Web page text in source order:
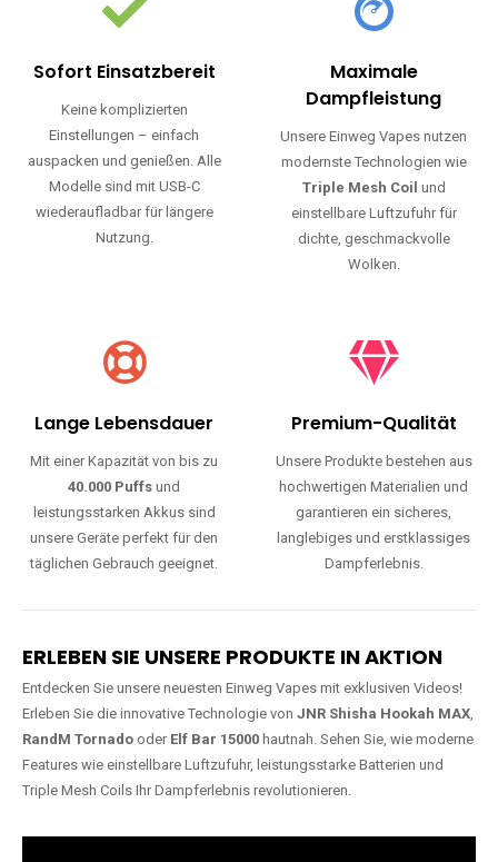
Sofort Einsatzbereit
Keine komplizierten
Einstellungen – einfach
auspacken und genießen. Alle
Modelle sind mit USB-C
wiederaufladbar für längere
Nutzung.
Maximale
Dampfleistung
Unsere Einweg Vapes nutzen
modernste Technologien wie
Triple Mesh Coil und
einstellbare Luftzufuhr für
dichte, geschmackvolle
Wolken.
Lange Lebensdauer
Mit einer Kapazität von bis zu
40.000 Puffs und
leistungsstarken Akkus sind
unsere Geräte perfekt für den
täglichen Gebrauch geeignet.
Premium-Qualität
Unsere Produkte bestehen aus
hochwertigen Materialien und
garantieren ein sicheres,
langlebiges und erstklassiges
Dampferlebnis.
ERLEBEN SIE UNSERE PRODUKTE IN AKTION
Entdecken Sie unsere neuesten Einweg Vapes mit exklusiven Videos!
Erleben Sie die innovative Technologie von JNR Shisha Hookah MAX,
RandM Tornado oder Elf Bar 15000 hautnah. Sehen Sie, wie moderne
Features wie einstellbare Luftzufuhr, leistungsstarke Batterien und
Triple Mesh Coils Ihr Dampferlebnis revolutionieren.